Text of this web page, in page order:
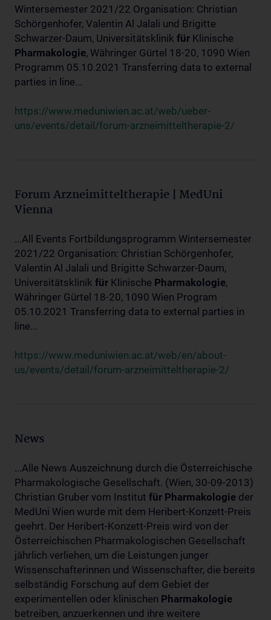
Wintersemester 2021/22 Organisation: Christian
Schörgenhofer, Valentin Al Jalali und Brigitte
Schwarzer-Daum, Universitätsklinik für Klinische
Pharmakologie, Währinger Gürtel 18-20, 1090 Wien
Programm 05.10.2021 Transferring data to external
parties in line...
https://www.meduniwien.ac.at/web/ueber-
uns/events/detail/forum-arzneimitteltherapie-2/
Forum Arzneimitteltherapie | MedUni
Vienna
...All Events Fortbildungsprogramm Wintersemester
2021/22 Organisation: Christian Schörgenhofer,
Valentin Al Jalali und Brigitte Schwarzer-Daum,
Universitätsklinik für Klinische Pharmakologie,
Währinger Gürtel 18-20, 1090 Wien Program
05.10.2021 Transferring data to external parties in
line...
https://www.meduniwien.ac.at/web/en/about-
us/events/detail/forum-arzneimitteltherapie-2/
News
...Alle News Auszeichnung durch die Österreichische
Pharmakologische Gesellschaft. (Wien, 30-09-2013)
Christian Gruber vom Institut für Pharmakologie der
MedUni Wien wurde mit dem Heribert-Konzett-Preis
geehrt. Der Heribert-Konzett-Preis wird von der
Österreichischen Pharmakologischen Gesellschaft
jährlich verliehen, um die Leistungen junger
Wissenschafterinnen und Wissenschafter, die bereits
selbständig Forschung auf dem Gebiet der
experimentellen oder klinischen Pharmakologie
betreiben, anzuerkennen und ihre weitere